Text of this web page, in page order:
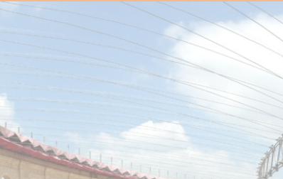
ARCHAMBAULT TRAVEL
Panneau de gestion des cookies